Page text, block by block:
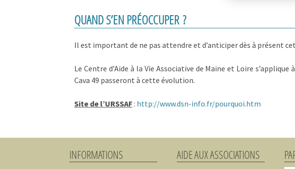
Notre plateforme
QUAND S’EN PRÉOCCUPER ?
Il est important de ne pas attendre et d’anticiper dès à présent
Le Centre d’Aide à la Vie Associative de Maine et Loire
Cava 49 passeront à cette évolution.
Site de l’URSSAF: http://www.dsn-info.fr/pourquoi.htm
INFORMATIONS AIDE AUX ASSOCIATIONS